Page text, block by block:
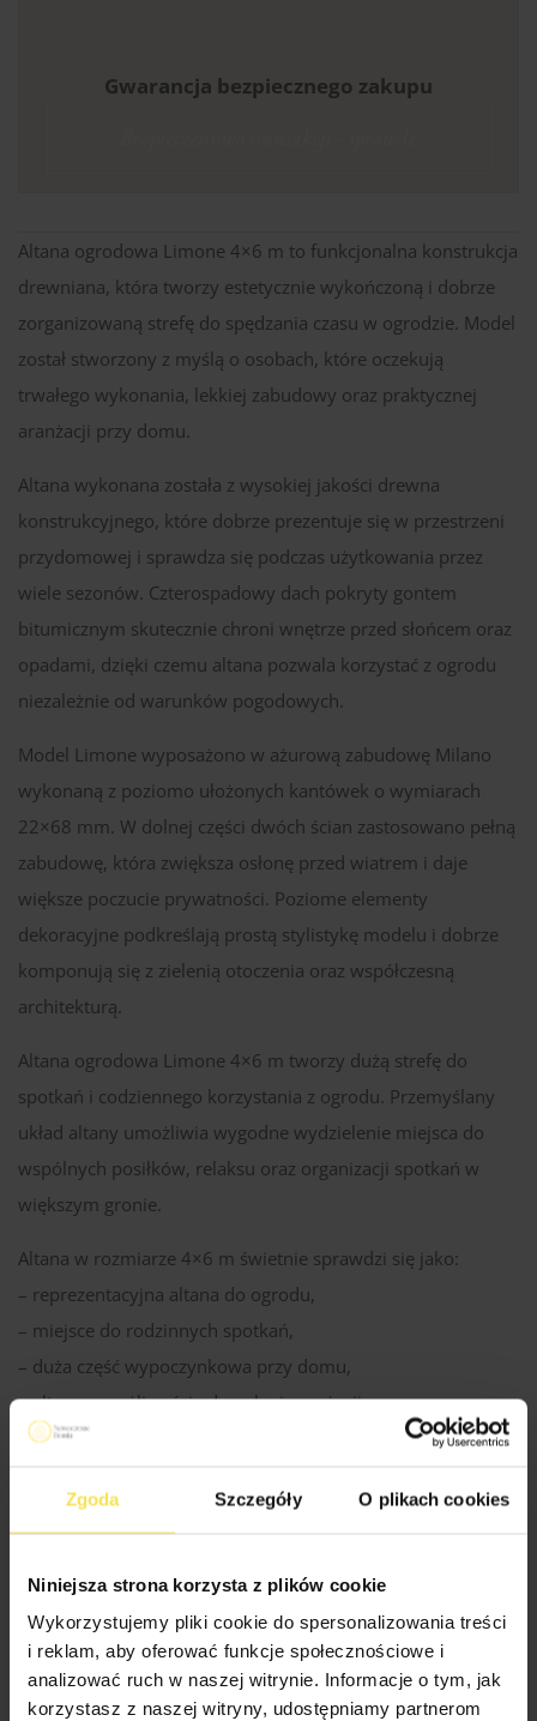
Zgoda Szczegóły O plikach cookies
Niniejsza strona korzysta z plików cookie
Wykorzystujemy pliki cookie do spersonalizowania treści
i reklam, aby oferować funkcje społecznościowe i
analizować ruch w naszej witrynie. Informacje o tym, jak
korzystasz z naszej witryny, udostępniamy partnerom
Gwarancja bezpiecznego zakupu
Altana ogrodowa Limone 4×6 m to funkcjonalna konstrukcja
drewniana, która tworzy estetycznie wykończoną i dobrze
zorganizowaną strefę do spędzania czasu w ogrodzie. Model
został stworzony z myślą o osobach, które oczekują
trwałego wykonania, lekkiej zabudowy oraz praktycznej
aranżacji przy domu.
Altana wykonana została z wysokiej jakości drewna
konstrukcyjnego, które dobrze prezentuje się w przestrzeni
przydomowej i sprawdza się podczas użytkowania przez
wiele sezonów. Czterospadowy dach pokryty gontem
bitumicznym skutecznie chroni wnętrze przed słońcem oraz
opadami, dzięki czemu altana pozwala korzystać z ogrodu
niezależnie od warunków pogodowych.
Model Limone wyposażono w ażurową zabudowę Milano
wykonaną z poziomo ułożonych kantówek o wymiarach
22×68 mm. W dolnej części dwóch ścian zastosowano pełną
zabudowę, która zwiększa osłonę przed wiatrem i daje
większe poczucie prywatności. Poziome elementy
dekoracyjne podkreślają prostą stylistykę modelu i dobrze
komponują się z zielenią otoczenia oraz współczesną
architekturą.
Altana ogrodowa Limone 4×6 m tworzy dużą strefę do
spotkań i codziennego korzystania z ogrodu. Przemyślany
układ altany umożliwia wygodne wydzielenie miejsca do
wspólnych posiłków, relaksu oraz organizacji spotkań w
większym gronie.
Altana w rozmiarze 4×6 m świetnie sprawdzi się jako:
– reprezentacyjna altana do ogrodu,
– miejsce do rodzinnych spotkań,
– duża część wypoczynkowa przy domu,
– altana z możliwością dowolnej aranżacji.
Limone efektownie uzupełnia aranżację ogrodu i pomaga
stworzyć reprezentacyjną część do wspólnego spędzania
czasu.
Specyfikacja Techniczna Altan